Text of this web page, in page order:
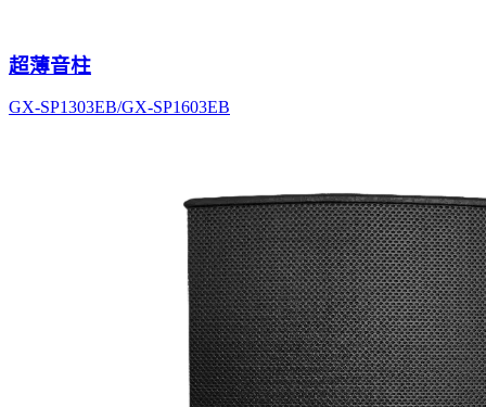
超薄音柱
GX-SP1303EB/GX-SP1603EB